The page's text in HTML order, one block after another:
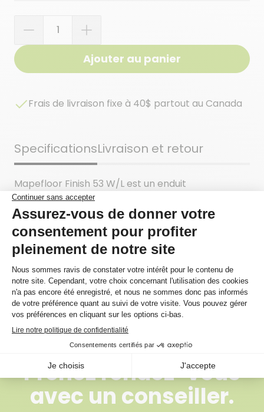
Ajouter au panier
Frais de livraison fixe à 40$ partout au Canada
SpecificationsLivraison et retour
Mapefloor Finish 53 W/L est un enduit
polyuréthane aliphatique et à deux composants
dans une dispersion aqueuse présentant un fini
lustré transparent ou coloré. Mapefloor Finish 53
W/L procure un fini de haute performance sur les
produits de revêtements de sol à base de résine
destinés à des services généraux, ainsi que sur les
systèmes Ultratop.
Prenez rendez-vous
avec un conseiller.